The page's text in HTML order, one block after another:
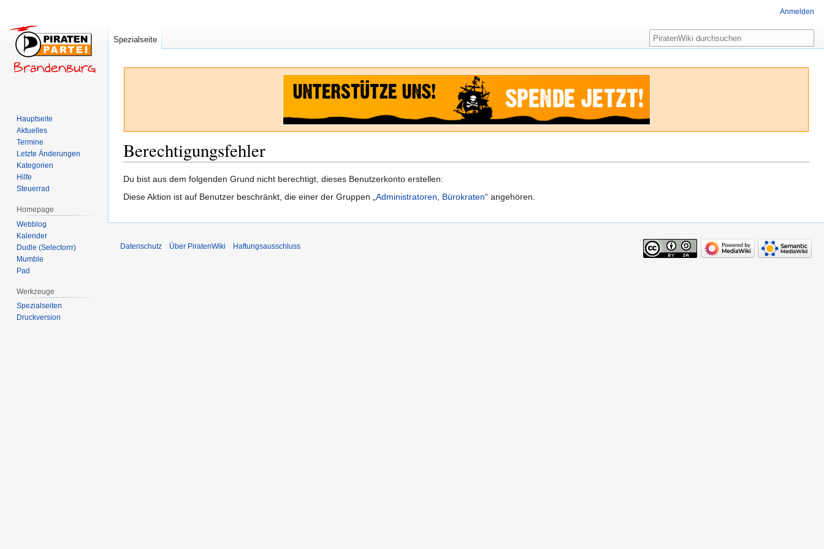
Berechtigungsfehler
Zur
Navigation
Zur
Suche
Du bist aus dem folgenden Grund nicht berechtigt, dieses Benutzerkonto erstellen:
Diese Aktion ist auf Benutzer beschränkt, die einer der Gruppen „ Administratoren Bürokraten“ angehören.
Anmelden
Spezialseite Suche
Hauptseite
Aktuelles
Termine
Letzte Änderungen
Kategorien
Hilfe
Steuerrad
Homepage
Webblog
Kalender
Dudle (Selectorrr)
Mumble
Pad
Werkzeuge
Spezialseiten
Druckversion
Datenschutz Über PiratenWiki Haftungsausschluss